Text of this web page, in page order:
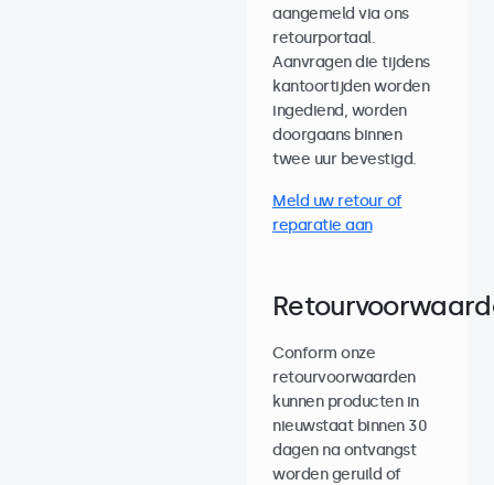
aangemeld via ons
retourportaal.
Aanvragen die tijdens
kantoortijden worden
ingediend, worden
doorgaans binnen
twee uur bevestigd.
Meld uw retour of
reparatie aan
Conform onze
retourvoorwaarden
kunnen producten in
nieuwstaat binnen 30
dagen na ontvangst
worden geruild of